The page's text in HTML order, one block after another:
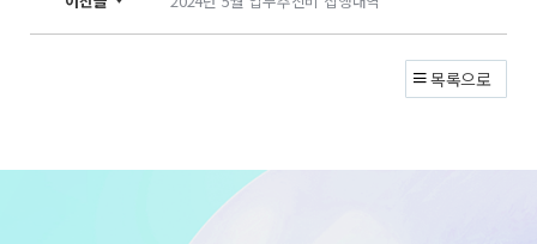
목록으로